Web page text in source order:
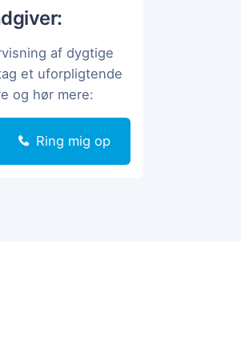
af dygtige
et uforpligtende
og hør mere:
Ring mig op